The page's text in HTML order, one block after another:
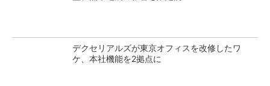
デクセリアルズが東京オフィスを改修したワ
ケ、本社機能を2拠点に